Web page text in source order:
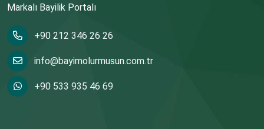
Markalı Bayilik Portalı
+90 212 346 26 26
info@bayimolurmusun.com.tr
+90 533 935 46 69